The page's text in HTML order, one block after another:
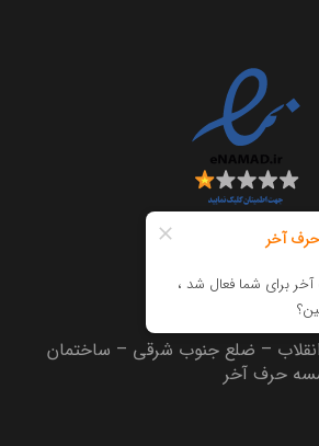
– ضلع جنوب شرقی – ساختمان
حرف آخر